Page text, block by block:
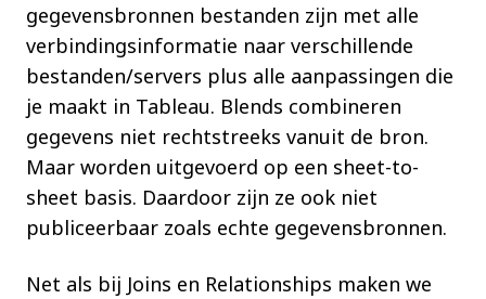
gegevensbronnen bestanden zijn met alle
verbindingsinformatie naar verschillende
bestanden/servers plus alle aanpassingen die
je maakt in Tableau. Blends combineren
gegevens niet rechtstreeks vanuit de bron.
Maar worden uitgevoerd op een sheet-to-
sheet basis. Daardoor zijn ze ook niet
publiceerbaar zoals echte gegevensbronnen.
Net als bij Joins en Relationships maken we